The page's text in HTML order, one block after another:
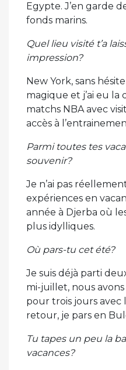
Egypte. J’en garde
fonds marins.
Quel lieu visité t’a
impression?
New York, sans
magique et j’ai eu la
matchs NBA avec
accès à
Parmi toutes tes
souvenir?
Je n’ai pas
expériences en
année à Djerba où
plus idylliques.
Où pars-tu cet été?
Je suis déjà parti
mi-juillet, nous
pour trois jours avec
retour, je pars en
Tu tapes un peu la
vacances?